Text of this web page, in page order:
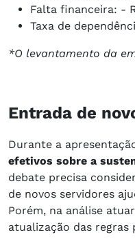
Falta financeira: -
Taxa de
*O levantamento da
Entrada de
Durante a
efetivos sobre a
debate precisa
de novos servidores
Porém, na análise
atualização das regras